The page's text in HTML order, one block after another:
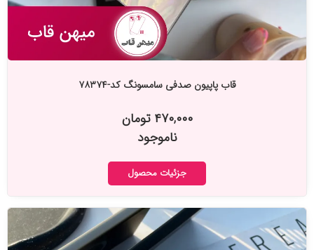
قاب پاپیون صدفی سامسونگ کد-۷۸۳۷۴
۴۷۰,۰۰۰ تومان
ناموجود
جزئیات محصول